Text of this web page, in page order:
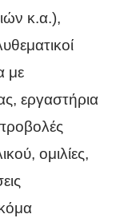
κ.α.),
με
εργαστήρια
ομιλίες,